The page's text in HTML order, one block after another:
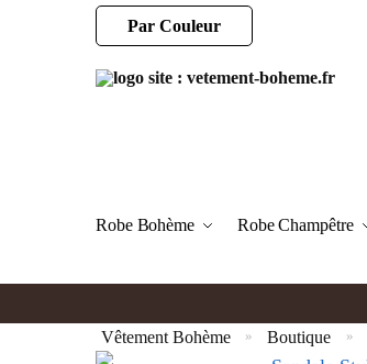
Par Couleur
Robe Bohème Robe Champêtre
Vêtement Bohème » Boutique »